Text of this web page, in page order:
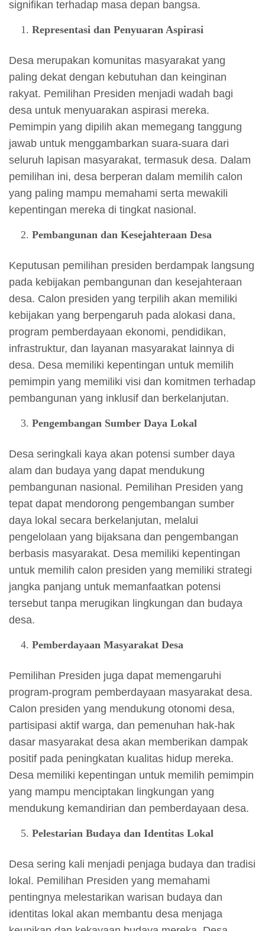
signifikan terhadap masa depan bangsa.
Representasi dan Penyuaran Aspirasi
Desa merupakan komunitas masyarakat yang
paling dekat dengan kebutuhan dan keinginan
rakyat. Pemilihan Presiden menjadi wadah bagi
desa untuk menyuarakan aspirasi mereka.
Pemimpin yang dipilih akan memegang tanggung
jawab untuk menggambarkan suara-suara dari
seluruh lapisan masyarakat, termasuk desa. Dalam
pemilihan ini, desa berperan dalam memilih calon
yang paling mampu memahami serta mewakili
kepentingan mereka di tingkat nasional.
Pembangunan dan Kesejahteraan Desa
Keputusan pemilihan presiden berdampak langsung
pada kebijakan pembangunan dan kesejahteraan
desa. Calon presiden yang terpilih akan memiliki
kebijakan yang berpengaruh pada alokasi dana,
program pemberdayaan ekonomi, pendidikan,
infrastruktur, dan layanan masyarakat lainnya di
desa. Desa memiliki kepentingan untuk memilih
pemimpin yang memiliki visi dan komitmen terhadap
pembangunan yang inklusif dan berkelanjutan.
Pengembangan Sumber Daya Lokal
Desa seringkali kaya akan potensi sumber daya
alam dan budaya yang dapat mendukung
pembangunan nasional. Pemilihan Presiden yang
tepat dapat mendorong pengembangan sumber
daya lokal secara berkelanjutan, melalui
pengelolaan yang bijaksana dan pengembangan
berbasis masyarakat. Desa memiliki kepentingan
untuk memilih calon presiden yang memiliki strategi
jangka panjang untuk memanfaatkan potensi
tersebut tanpa merugikan lingkungan dan budaya
desa.
Pemberdayaan Masyarakat Desa
Pemilihan Presiden juga dapat memengaruhi
program-program pemberdayaan masyarakat desa.
Calon presiden yang mendukung otonomi desa,
partisipasi aktif warga, dan pemenuhan hak-hak
dasar masyarakat desa akan memberikan dampak
positif pada peningkatan kualitas hidup mereka.
Desa memiliki kepentingan untuk memilih pemimpin
yang mampu menciptakan lingkungan yang
mendukung kemandirian dan pemberdayaan desa.
Pelestarian Budaya dan Identitas Lokal
Desa sering kali menjadi penjaga budaya dan tradisi
lokal. Pemilihan Presiden yang memahami
pentingnya melestarikan warisan budaya dan
identitas lokal akan membantu desa menjaga